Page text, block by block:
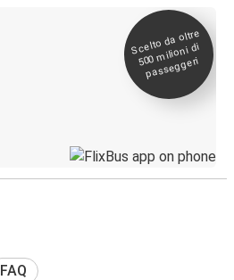
Scelto da oltre
500
milioni di
passeggeri
FAQ